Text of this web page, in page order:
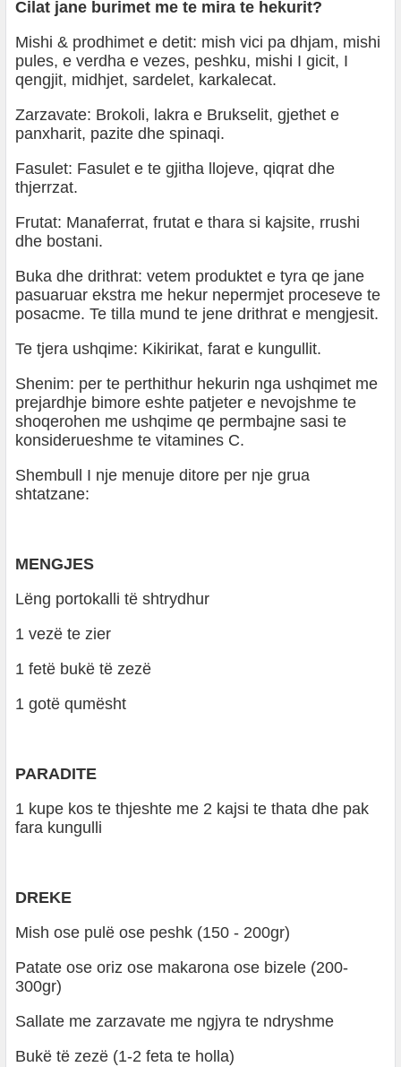
Cilat jane burimet me te mira te hekurit?
Mishi & prodhimet e detit: mish vici pa dhjam, mishi
pules, e verdha e vezes, peshku, mishi I gicit, I
qengjit, midhjet, sardelet, karkalecat.
Zarzavate: Brokoli, lakra e Brukselit, gjethet e
panxharit, pazite dhe spinaqi.
Fasulet: Fasulet e te gjitha llojeve, qiqrat dhe
thjerrzat.
Frutat: Manaferrat, frutat e thara si kajsite, rrushi
dhe bostani.
Buka dhe drithrat: vetem produktet e tyra qe jane
pasuaruar ekstra me hekur nepermjet proceseve te
posacme. Te tilla mund te jene drithrat e mengjesit.
Te tjera ushqime: Kikirikat, farat e kungullit.
Shenim: per te perthithur hekurin nga ushqimet me
prejardhje bimore eshte patjeter e nevojshme te
shoqerohen me ushqime qe permbajne sasi te
konsiderueshme te vitamines C.
Shembull I nje menuje ditore per nje grua
shtatzane:
MENGJES
Lëng portokalli të shtrydhur
1 vezë te zier
1 fetë bukë të zezë
1 gotë qumësht
PARADITE
1 kupe kos te thjeshte me 2 kajsi te thata dhe pak
fara kungulli
DREKE
Mish ose pulë ose peshk (150 - 200gr)
Patate ose oriz ose makarona ose bizele (200-
300gr)
Sallate me zarzavate me ngjyra te ndryshme
Bukë të zezë (1-2 feta te holla)